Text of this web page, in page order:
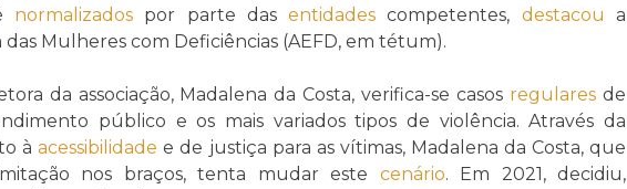
normalizadospor parte dasentidades competentes, destacou a
das Mulheres com Deficiências (AEFD, em tétum).
da associação, Madalena da Costa, verifica-se casos regulares de
público e os mais variados tipos de violência. Através da
àacessibilidade e de justiça para as vítimas, Madalena da Costa, que
nos braços, tenta mudar este cenário. Em 2021, decidiu,